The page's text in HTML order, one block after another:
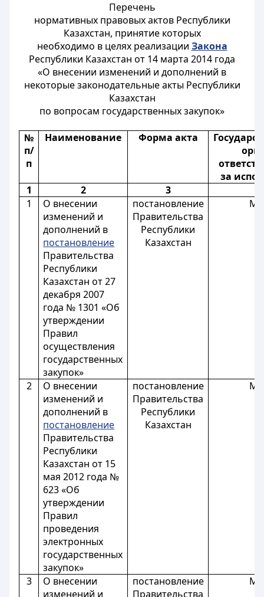
Перечень
нормативных правовых актов Республики
Казахстан, принятие которых
необходимо в целях реализации Закона
Республики Казахстан от 14 марта 2014 года
«О внесении изменений и дополнений в
некоторые законодательные акты Республики
Казахстан
по вопросам государственных закупок»
№
п/
п
Наименование Форма акта
за
1
2 3
1
О внесении
изменений и
дополнений в
постановление
Правительства
Республики
Казахстан от 27
декабря 2007
года № 1301 «Об
утверждении
Правил
осуществления
государственных
закупок»
постановление
Правительства
Республики
Казахстан
2
О внесении
изменений и
дополнений в
постановление
Правительства
Республики
Казахстан от 15
мая 2012 года №
623 «Об
утверждении
Правил
проведения
электронных
государственных
закупок»
постановление
Правительства
Республики
Казахстан
3
О внесении
изменений и
постановление
Правительства